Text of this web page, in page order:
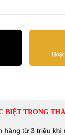
BIỆT TRONG
hàng từ 3 triệu khi